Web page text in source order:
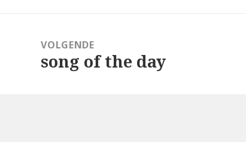
VOLGENDE
Volgend
song of the day